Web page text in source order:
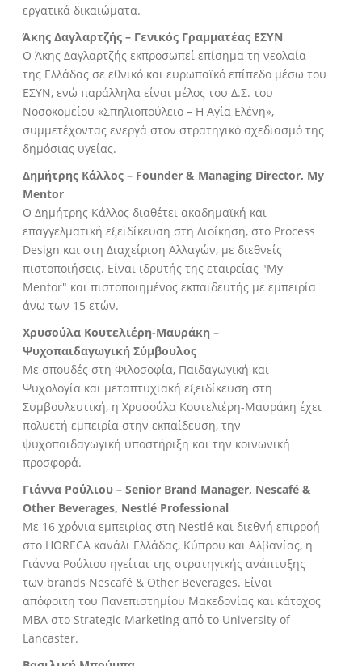
εργατικά δικαιώματα.
Άκης Δαγλαρτζής – Γενικός Γραμματέας ΕΣΥΝ
Ο Άκης Δαγλαρτζής εκπροσωπεί επίσημα τη νεολαία
της Ελλάδας σε εθνικό και ευρωπαϊκό επίπεδο μέσω του
ΕΣΥΝ, ενώ παράλληλα είναι μέλος του Δ.Σ. του
Νοσοκομείου «Σπηλιοπούλειο – Η Αγία Ελένη»,
συμμετέχοντας ενεργά στον στρατηγικό σχεδιασμό της
δημόσιας υγείας.
Δημήτρης Κάλλος – Founder & Managing Director, My
Mentor
Ο Δημήτρης Κάλλος διαθέτει ακαδημαϊκή και
επαγγελματική εξειδίκευση στη Διοίκηση, στο Process
Design και στη Διαχείριση Αλλαγών, με διεθνείς
πιστοποιήσεις. Είναι ιδρυτής της εταιρείας "My
Mentor" και πιστοποιημένος εκπαιδευτής με εμπειρία
άνω των 15 ετών.
Χρυσούλα Κουτελιέρη-Μαυράκη –
Ψυχοπαιδαγωγική Σύμβουλος
Με σπουδές στη Φιλοσοφία, Παιδαγωγική και
Ψυχολογία και μεταπτυχιακή εξειδίκευση στη
Συμβουλευτική, η Χρυσούλα Κουτελιέρη-Μαυράκη έχει
πολυετή εμπειρία στην εκπαίδευση, την
ψυχοπαιδαγωγική υποστήριξη και την κοινωνική
προσφορά.
Γιάννα Ρούλιου – Senior Brand Manager, Nescafé &
Other Beverages, Nestlé Professional
Με 16 χρόνια εμπειρίας στη Nestlé και διεθνή επιρροή
στο HORECA κανάλι Ελλάδας, Κύπρου και Αλβανίας, η
Γιάννα Ρούλιου ηγείται της στρατηγικής ανάπτυξης
των brands Nescafé & Other Beverages. Είναι
απόφοιτη του Πανεπιστημίου Μακεδονίας και κάτοχος
MBA στο Strategic Marketing από το University of
Lancaster.